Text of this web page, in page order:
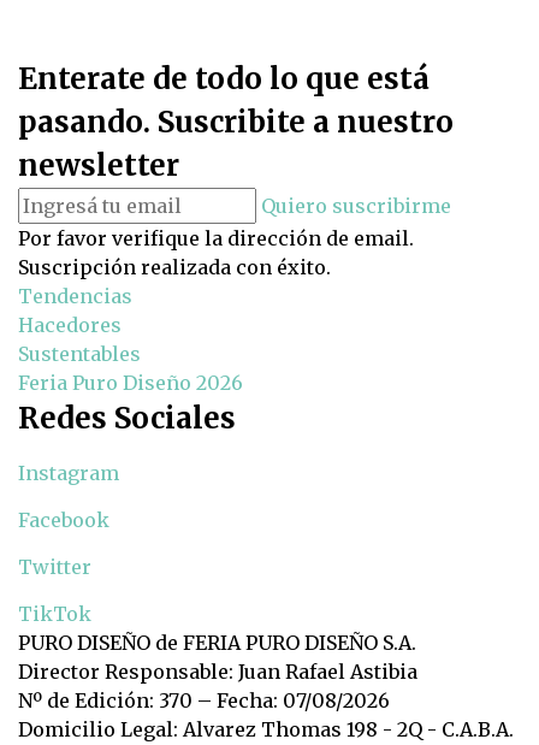
Enterate de todo lo que está
pasando. Suscribite a nuestro
newsletter
Quiero suscribirme
Por favor verifique la dirección de email.
Suscripción realizada con éxito.
Tendencias
Hacedores
Sustentables
Feria Puro Diseño 2026
Redes Sociales
Instagram
Facebook
Twitter
TikTok
PURO DISEÑO de FERIA PURO DISEÑO S.A.
Director Responsable: Juan Rafael Astibia
Nº de Edición: 370 – Fecha: 07/08/2026
Domicilio Legal: Alvarez Thomas 198 - 2Q - C.A.B.A.